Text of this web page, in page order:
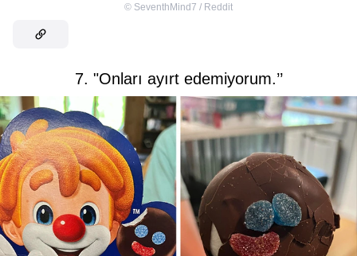
© SeventhMind7 / Reddit
7. "Onları ayırt edemiyorum.’’